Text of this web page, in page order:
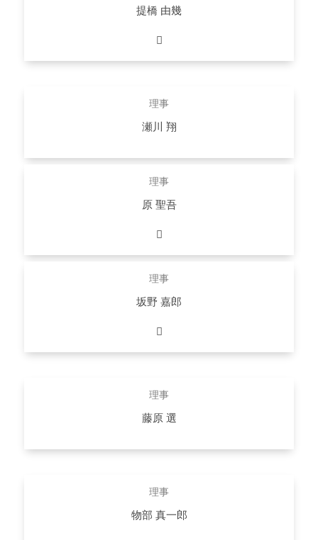
提橋 由幾
データインデックス株式会社 代表取締役社長CEO
詳しくはこちら
理事
瀬川 翔
部本部⻑
詳しくはこちら
理事
原 聖吾
医師、株式会社MICIN 代表取締役CEO
詳しくはこちら
理事
坂野 嘉郎
アキュリスファーマ株式会社／レナリスファーマ株式会社／
理事
藤原 選
理事
物部 真一郎